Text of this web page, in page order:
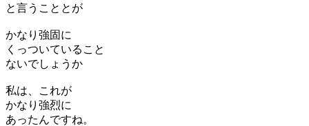
と言うこととが
かなり強固に
くっついていること
ないでしょうか
私は、これが
かなり強烈に
あったんですね。